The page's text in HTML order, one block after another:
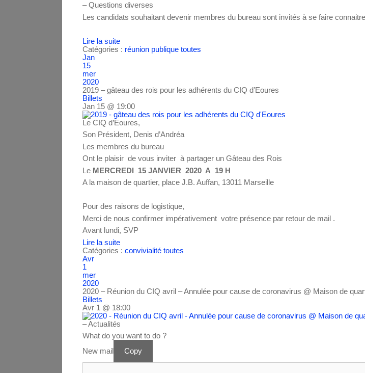
– Questions diverses
Les candidats souhaitant devenir membres du bureau sont invités à se faire
Lire la suite
Catégories : réunion publique toutes
Jan
15
mer
2020
2019 – gâteau des rois pour les adhérents du CIQ d’Eoures
Billets
Jan 15 @ 19:00
Le CIQ d’Eoures,
Son Président, Denis d’Andréa
Les membres du bureau
Ont le plaisir de vous inviter à partager un Gâteau des Rois
Le MERCREDI 15 JANVIER 2020 A 19 H
A la maison de quartier, place J.B. Auffan, 13011 Marseille
Pour des raisons de logistique,
Merci de nous confirmer impérativement votre présence par retour de mail .
Avant lundi, SVP
Lire la suite
Catégories : convivialité toutes
Avr
1
mer
2020
2020 – Réunion du CIQ avril – Annulée pour cause de coronavirus @ Maison de
Billets
Avr 1 @ 18:00
– Actualités
What do you want to do ?
New mail
Copy